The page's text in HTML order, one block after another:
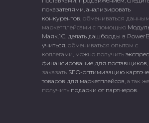
показателями анализировать
конкурентов , обмениваться
маркетплейсами c помощью
Маяк.1С делать дашборды в
учиться , обмениваться опытом с
коллегами, можно получить
финансирование для поставщиков
заказать SEO-оптимизацию
товаров для маркетплейсов , а так же
получить подарки от партнеров